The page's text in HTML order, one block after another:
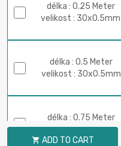
délka : 0.25 Meter
velikost : 30x0.5mm
délka : 0.5 Meter
velikost : 30x0.5mm
délka : 0.75 Meter
velikost : 35x0.5mm
 ADD TO CART